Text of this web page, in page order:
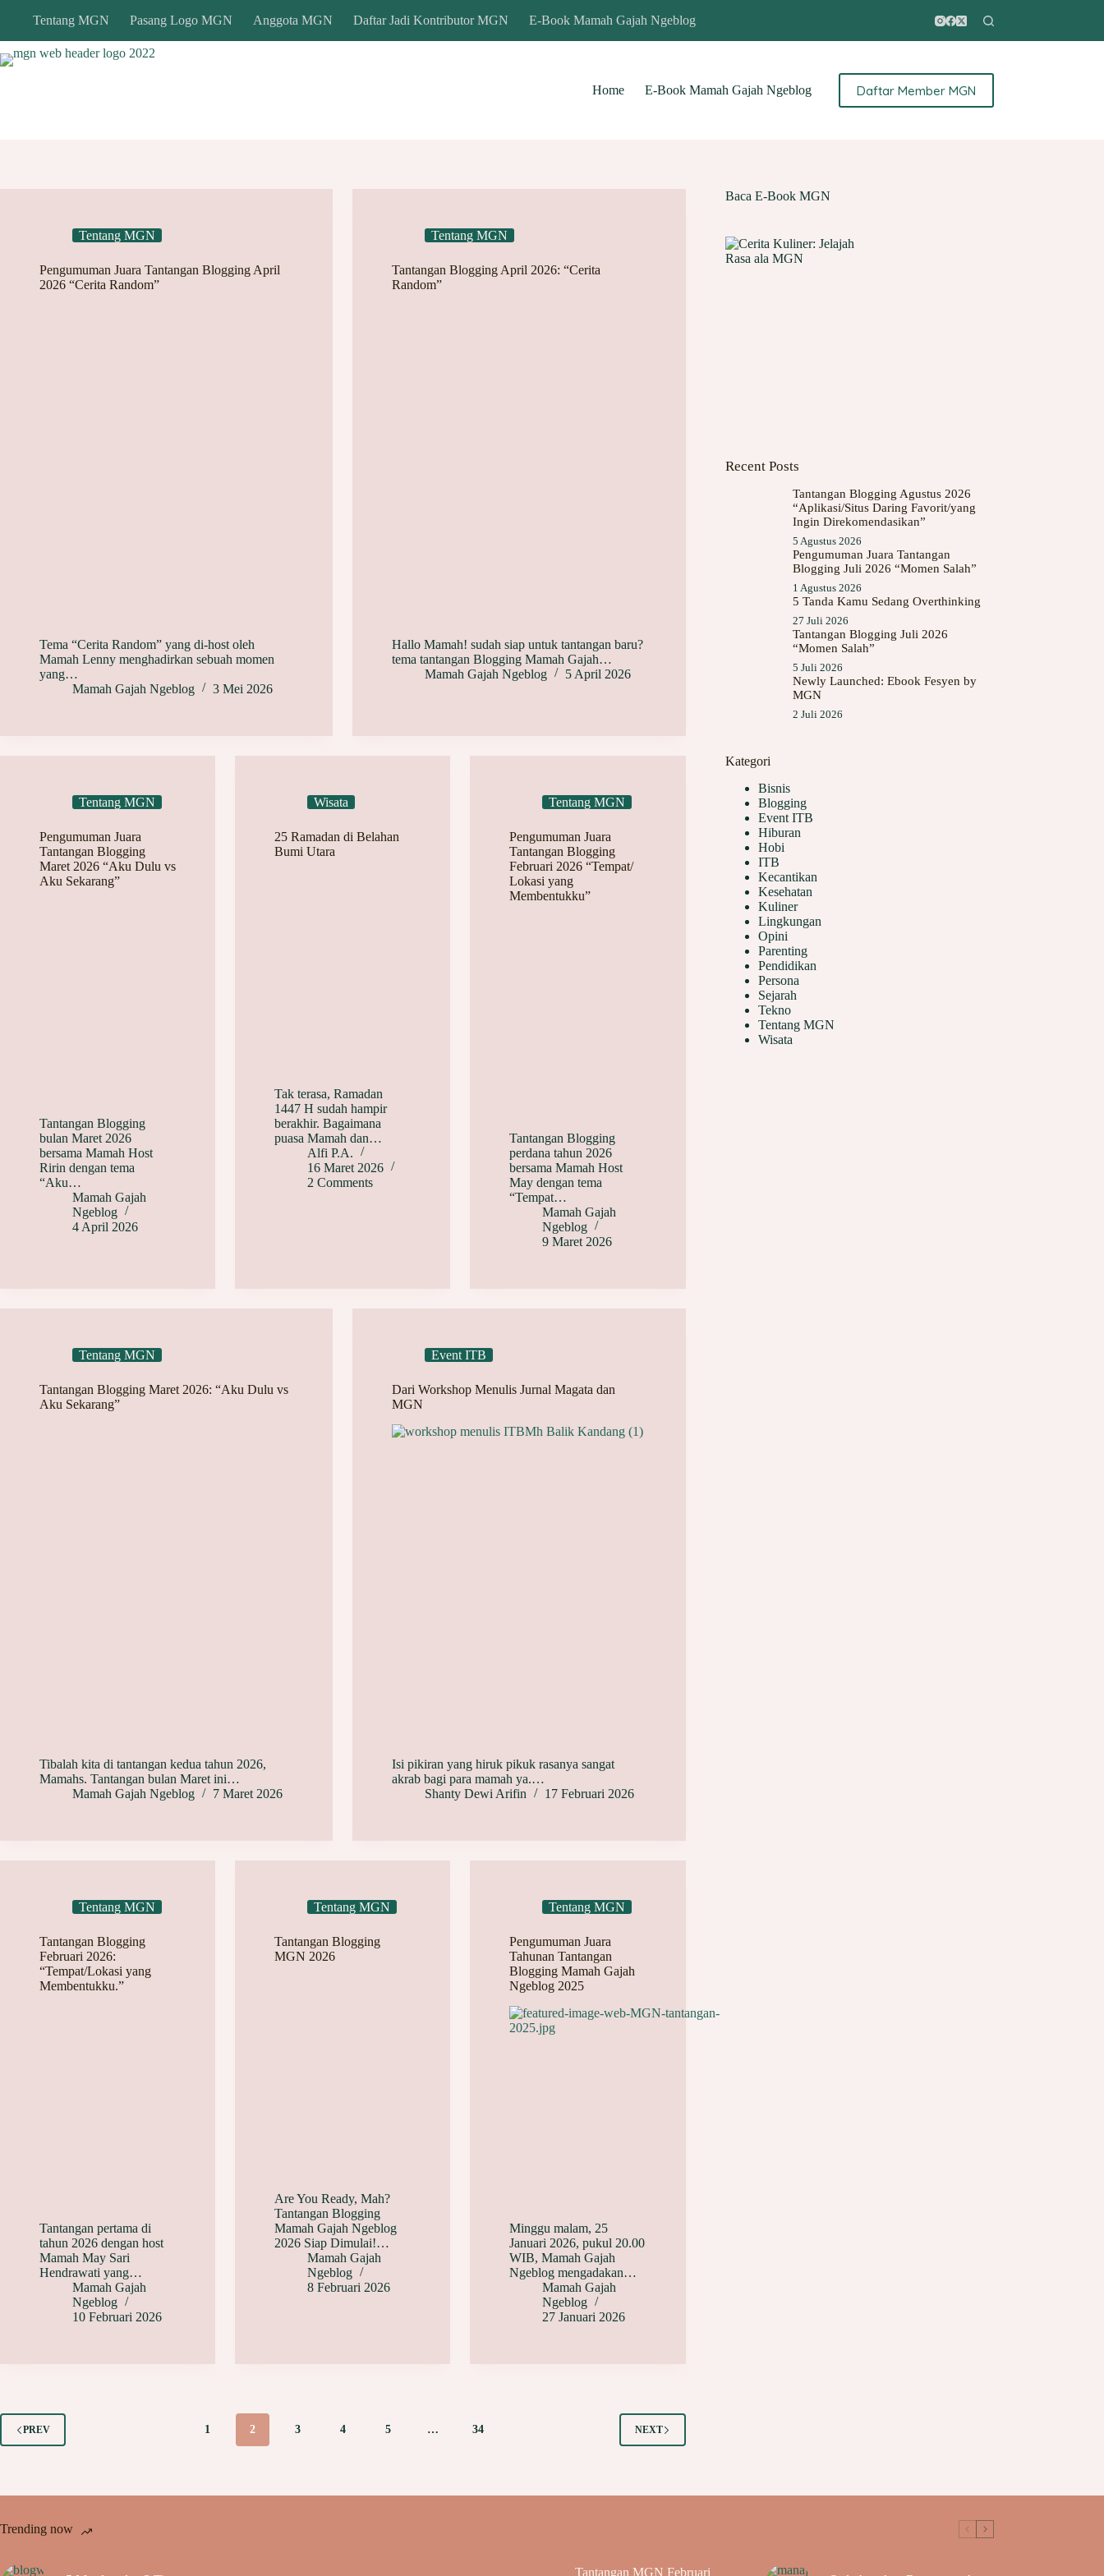
Tentang MGN Pasang Logo MGN Anggota MGN Daftar Jadi Kontributor MGN E-Book Mamah Gajah Ngeblog
Home E-Book Mamah Gajah Ngeblog Daftar Member MGN
Tentang MGN
Pengumuman Juara Tantangan Blogging April
2026 “Cerita Random”
Tema “Cerita Random” yang di-host oleh
Mamah Lenny menghadirkan sebuah momen
yang…
Mamah Gajah Ngeblog
3 Mei 2026
Tentang MGN
Tantangan Blogging April 2026: “Cerita
Random”
Hallo Mamah! sudah siap untuk tantangan baru?
tema tantangan Blogging Mamah Gajah…
Mamah Gajah Ngeblog
5 April 2026
Tentang MGN
Pengumuman Juara
Tantangan Blogging
Maret 2026 “Aku Dulu vs
Aku Sekarang”
Tantangan Blogging
bulan Maret 2026
bersama Mamah Host
Ririn dengan tema
“Aku…
Mamah Gajah
Ngeblog
4 April 2026
Wisata
25 Ramadan di Belahan
Bumi Utara
Tak terasa, Ramadan
1447 H sudah hampir
berakhir. Bagaimana
puasa Mamah dan…
Alfi P.A.
16 Maret 2026
2 Comments
Tentang MGN
Pengumuman Juara
Tantangan Blogging
Februari 2026 “Tempat/
Lokasi yang
Membentukku”
Tantangan Blogging
perdana tahun 2026
bersama Mamah Host
May dengan tema
“Tempat…
Mamah Gajah
Ngeblog
9 Maret 2026
Tentang MGN
Tantangan Blogging Maret 2026: “Aku Dulu vs
Aku Sekarang”
Tibalah kita di tantangan kedua tahun 2026,
Mamahs. Tantangan bulan Maret ini…
Mamah Gajah Ngeblog
7 Maret 2026
Event ITB
Dari Workshop Menulis Jurnal Magata dan
MGN
Isi pikiran yang hiruk pikuk rasanya sangat
akrab bagi para mamah ya.…
Shanty Dewi Arifin
17 Februari 2026
Tentang MGN
Tantangan Blogging
Februari 2026:
“Tempat/Lokasi yang
Membentukku.”
Tantangan pertama di
tahun 2026 dengan host
Mamah May Sari
Hendrawati yang…
Mamah Gajah
Ngeblog
10 Februari 2026
Tentang MGN
Tantangan Blogging
MGN 2026
Are You Ready, Mah?
Tantangan Blogging
Mamah Gajah Ngeblog
2026 Siap Dimulai!…
Mamah Gajah
Ngeblog
8 Februari 2026
Tentang MGN
Pengumuman Juara
Tahunan Tantangan
Blogging Mamah Gajah
Ngeblog 2025
Minggu malam, 25
Januari 2026, pukul 20.00
WIB, Mamah Gajah
Ngeblog mengadakan…
Mamah Gajah
Ngeblog
27 Januari 2026
PREV 1 2 3 4 5 … 34 NEXT
Baca E-Book MGN
Recent Posts
Tantangan Blogging Agustus 2026
“Aplikasi/Situs Daring Favorit/yang
Ingin Direkomendasikan”
5 Agustus 2026
Pengumuman Juara Tantangan
Blogging Juli 2026 “Momen Salah”
1 Agustus 2026
5 Tanda Kamu Sedang Overthinking
27 Juli 2026
Tantangan Blogging Juli 2026
“Momen Salah”
5 Juli 2026
Newly Launched: Ebook Fesyen by
MGN
2 Juli 2026
Kategori
Bisnis
Blogging
Event ITB
Hiburan
Hobi
ITB
Kecantikan
Kesehatan
Kuliner
Lingkungan
Opini
Parenting
Pendidikan
Persona
Sejarah
Tekno
Tentang MGN
Wisata
Trending now
Tantangan MGN Februari